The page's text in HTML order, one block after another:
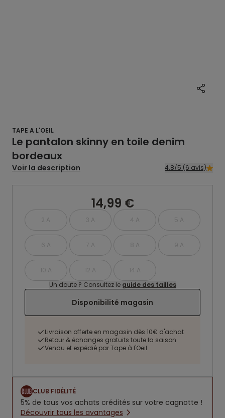
TAPE A L'OEIL
Le pantalon skinny en toile denim
bordeaux
Voir la description 4.8/5 (6 avis)
14,99 €
2 A 3 A 4 A 5 A
6 A 7 A 8 A 9 A
10 A 12 A
14 A
Un doute ? Consultez le guide des tailles
Disponibilité magasin
Livraison offerte en magasin dès 10€ d'achat
Retour & échanges gratuits toute la saison
Vendu et expédié par Tape à l'Oeil
CLUB FIDÉLITÉ
5% de tous vos achats crédités sur votre cagnotte !
Découvrir tous les avantages